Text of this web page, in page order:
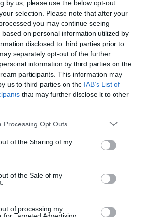
by us, please use the below opt-out
selection. Please note that after your
you may continue seeing
based on personal information utilized by
disclosed to third parties prior to
separately opt-out of the further
information by third parties on the
participants. This information may
us to third parties on the IAB’s List of
that may further disclose it to other
Processing Opt Outs
of the Sharing of my
of the Sale of my
of processing my
sę za­du­ma, drżą pra­gnie­nia,
przez oczy te do łona
lu­bież­na je za­cie­nia.
znam i każ­dy ruch, jej sło­wo
brzmi mu­zy­ka sfer echo­wą,
znam kra­je jej pa­mię­ci,
jej, wiem, co trwo­ży ją, co nęci.
wiem; znam ser­ce jej i du­szę
mych nie­zmier­nych smut­kow to­
mych – – ko­cham i czuć to